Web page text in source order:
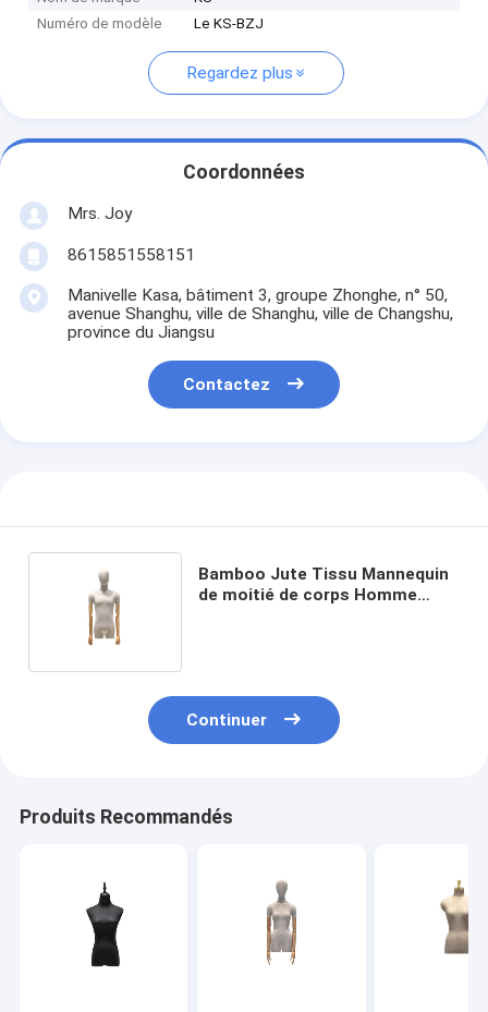
Numéro de modèle
Le KS-BZJ
Regardez plus
Coordonnées
Mrs. Joy
8615851558151
Manivelle Kasa, bâtiment 3, groupe Zhonghe, n° 50,
avenue Shanghu, ville de Shanghu, ville de Changshu,
province du Jiangsu
Contactez
Bamboo Jute Tissu Mannequin
de moitié de corps Homme
Continuer
Produits Recommandés